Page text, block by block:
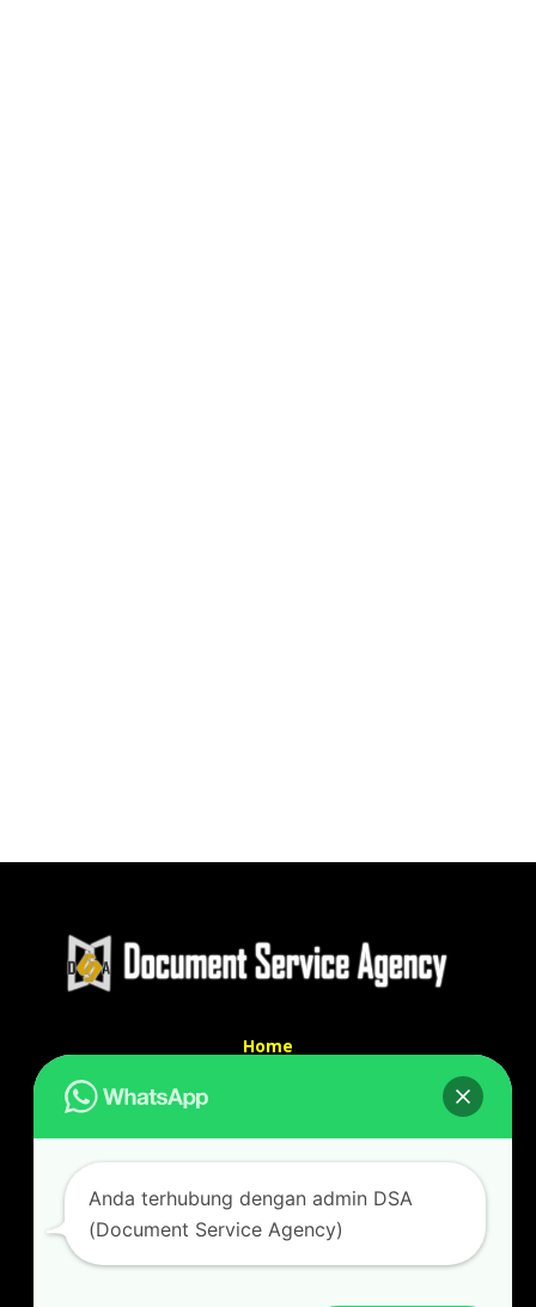
Home
Kontak kami
Alamat kantor :
Jl Swadaya Pam No 6 Rt 006 Rw 007 Jatinegara,
Cakung, Jakarta Timur 13930
(Dekat Mesjid Al Marzukiyah Swadaya Pam)
Anda terhubung dengan admin DSA
(Document Service Agency)